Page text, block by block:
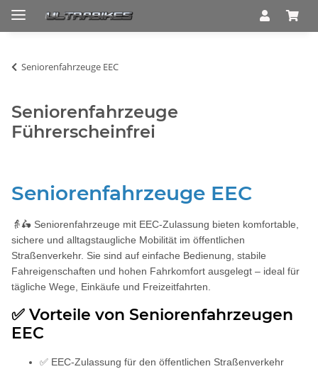
Seniorenfahrzeuge EEC
Seniorenfahrzeuge
Führerscheinfrei
Seniorenfahrzeuge EEC
👵🛵 Seniorenfahrzeuge mit EEC-Zulassung bieten komfortable,
sichere und alltagstaugliche Mobilität im öffentlichen
Straßenverkehr. Sie sind auf einfache Bedienung, stabile
Fahreigenschaften und hohen Fahrkomfort ausgelegt – ideal für
tägliche Wege, Einkäufe und Freizeitfahrten.
✅ Vorteile von Seniorenfahrzeugen
EEC
✅ EEC-Zulassung für den öffentlichen Straßenverkehr